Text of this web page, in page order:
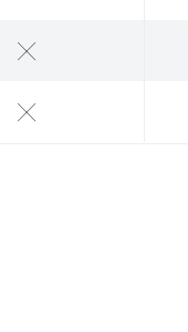
╳
╳